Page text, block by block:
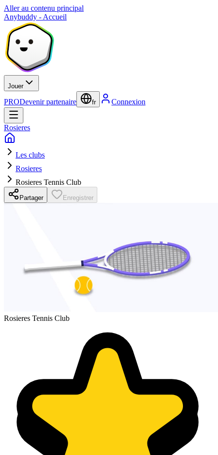
Aller au contenu principal
Anybuddy - Accueil
Jouer
PRODevenir partenaire fr Connexion
Rosieres
Les clubs
Rosieres
Rosieres Tennis Club
Partager Enregistrer
Rosieres Tennis Club